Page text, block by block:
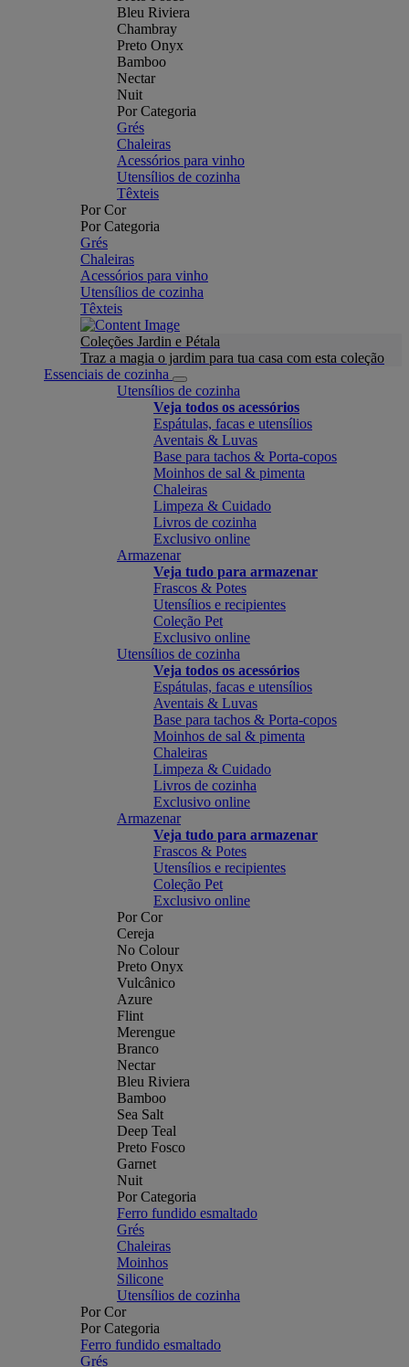
Bleu Riviera
Chambray
Preto Onyx
Bamboo
Nectar
Nuit
Por Categoria
Grés
Chaleiras
Acessórios para vinho
Utensílios de cozinha
Têxteis
Por Cor
Por Categoria
Grés
Chaleiras
Acessórios para vinho
Utensílios de cozinha
Têxteis
Coleções Jardin e Pétala
Traz a magia o jardim para tua casa com esta coleção
Essenciais de cozinha
Utensílios de cozinha
Veja todos os acessórios
Espátulas, facas e utensílios
Aventais & Luvas
Base para tachos & Porta-copos
Moinhos de sal & pimenta
Chaleiras
Limpeza & Cuidado
Livros de cozinha
Exclusivo online
Armazenar
Veja tudo para armazenar
Frascos & Potes
Utensílios e recipientes
Coleção Pet
Exclusivo online
Utensílios de cozinha
Veja todos os acessórios
Espátulas, facas e utensílios
Aventais & Luvas
Base para tachos & Porta-copos
Moinhos de sal & pimenta
Chaleiras
Limpeza & Cuidado
Livros de cozinha
Exclusivo online
Armazenar
Veja tudo para armazenar
Frascos & Potes
Utensílios e recipientes
Coleção Pet
Exclusivo online
Por Cor
Cereja
No Colour
Preto Onyx
Vulcânico
Azure
Flint
Merengue
Branco
Nectar
Bleu Riviera
Bamboo
Sea Salt
Deep Teal
Preto Fosco
Garnet
Nuit
Por Categoria
Ferro fundido esmaltado
Grés
Chaleiras
Moinhos
Silicone
Utensílios de cozinha
Por Cor
Por Categoria
Ferro fundido esmaltado
Grés